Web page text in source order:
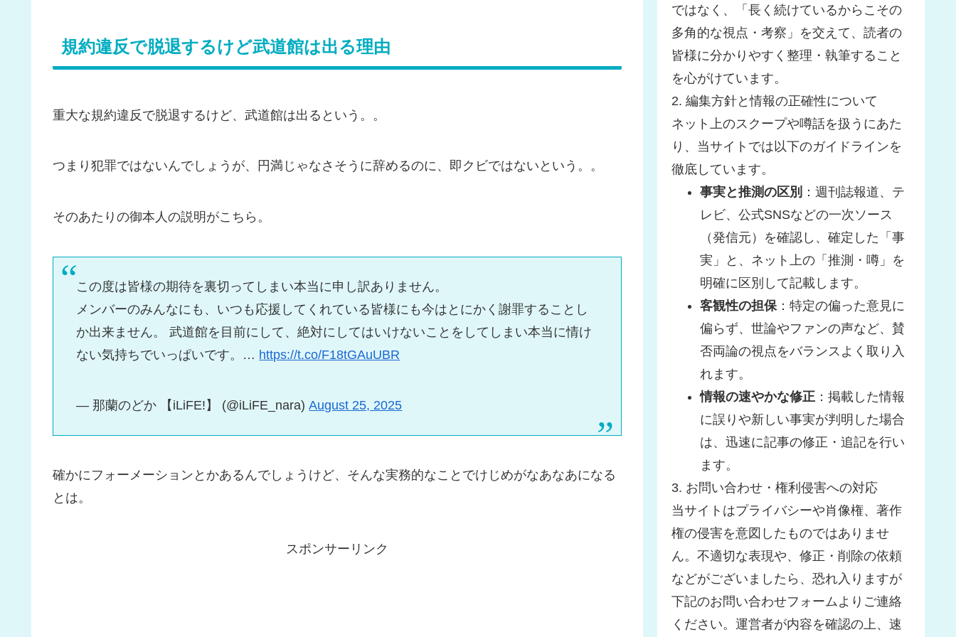
規約違反で脱退するけど武道館は出る理由
重大な規約違反で脱退するけど、武道館は出るという。。
つまり犯罪ではないんでしょうが、円満じゃなさそうに辞めるのに、即クビではないという。。
そのあたりの御本人の説明がこちら。
この度は皆様の期待を裏切ってしまい本当に申し訳ありません。
メンバーのみんなにも、いつも応援してくれている皆様にも今はとにかく謝罪することし
か出来ません。 武道館を目前にして、絶対にしてはいけないことをしてしまい本当に情け
ない気持ちでいっぱいです。… https://t.co/F18tGAuUBR
— 那蘭のどか 【iLiFE!】 (@iLiFE_nara)August 25, 2025
確かにフォーメーションとかあるんでしょうけど、そんな実務的なことでけじめがなあなあになる
とは。
スポンサーリンク
ではなく、「長く続けているからこその
多角的な視点・考察」を交えて、読者の
皆様に分かりやすく整理・執筆すること
を心がけています。
2. 編集方針と情報の正確性について
ネット上のスクープや噂話を扱うにあた
り、当サイトでは以下のガイドラインを
徹底しています。
事実と推測の区別 ：週刊誌報道、テ
レビ、公式SNSなどの一次ソース
（発信元）を確認し、確定した「事
実」と、ネット上の「推測・噂」を
明確に区別して記載します。
客観性の担保 ：特定の偏った意見に
偏らず、世論やファンの声など、賛
否両論の視点をバランスよく取り入
れます。
情報の速やかな修正 ：掲載した情報
に誤りや新しい事実が判明した場合
は、迅速に記事の修正・追記を行い
ます。
3. お問い合わせ・権利侵害への対応
当サイトはプライバシーや肖像権、著作
権の侵害を意図したものではありませ
ん。不適切な表現や、修正・削除の依頼
などがございましたら、恐れ入りますが
下記のお問い合わせフォームよりご連絡
ください。運営者が内容を確認の上、速